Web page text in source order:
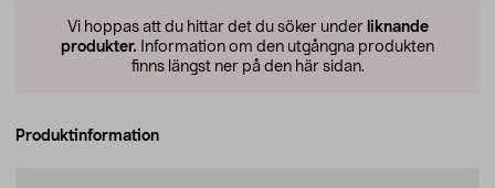
Vi hoppas att du hittar det du söker under liknande
produkter. Information om den utgångna produkten
finns längst ner på den här sidan.
Produktinformation